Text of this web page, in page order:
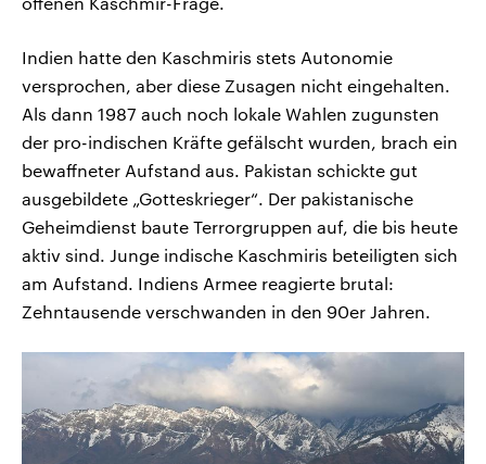
Indien hatte den Kaschmiris stets Autonomie
versprochen, aber diese Zusagen nicht eingehalten.
Als dann 1987 auch noch lokale Wahlen zugunsten
der pro-indischen Kräfte gefälscht wurden, brach ein
bewaffneter Aufstand aus. Pakistan schickte gut
ausgebildete „Gotteskrieger“. Der pakistanische
Geheimdienst baute Terrorgruppen auf, die bis heute
aktiv sind. Junge indische Kaschmiris beteiligten sich
am Aufstand. Indiens Armee reagierte brutal:
Zehntausende verschwanden in den 90er Jahren.